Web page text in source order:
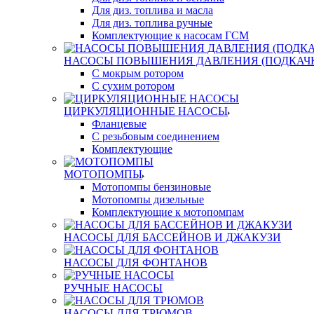
Для диз. топлива и масла
Для диз. топлива ручные
Комплектующие к насосам ГСМ
НАСОСЫ ПОВЫШЕНИЯ ДАВЛЕНИЯ
С мокрым ротором
С сухим ротором
ЦИРКУЛЯЦИОННЫЕ НАСОСЫ
Фланцевые
С резьбовым соединением
Комплектующие
МОТОПОМПЫ
Мотопомпы бензиновые
Мотопомпы дизельные
Комплектующие к мотопомпам
НАСОСЫ ДЛЯ БАССЕЙНОВ И ДЖАКУЗИ
НАСОСЫ ДЛЯ ФОНТАНОВ
РУЧНЫЕ НАСОСЫ